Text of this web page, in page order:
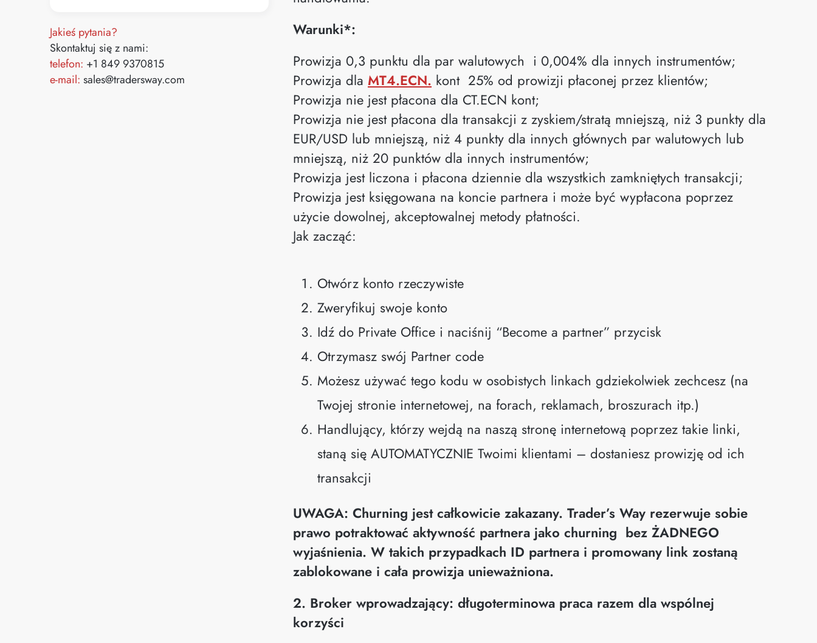
Jakieś pytania?
Skontaktuj się z nami:
telefon: +1 849 9370815
e-mail: sales@tradersway.com
Warunki*:
Prowizja 0,3 punktu dla par walutowych i 0,004% dla innych instrumentów;
Prowizja dla MT4.ECN. kont 25% od prowizji płaconej przez klientów;
Prowizja nie jest płacona dla CT.ECN kont;
Prowizja nie jest płacona dla transakcji z zyskiem/stratą mniejszą, niż 3 punkty dla
EUR/USD lub mniejszą, niż 4 punkty dla innych głównych par walutowych lub
mniejszą, niż 20 punktów dla innych instrumentów;
Prowizja jest liczona i płacona dziennie dla wszystkich zamkniętych transakcji;
Prowizja jest księgowana na koncie partnera i może być wypłacona poprzez
użycie dowolnej, akceptowalnej metody płatności.
Jak zacząć:
Otwórz konto rzeczywiste
Zweryfikuj swoje konto
Idź do Private Office i naciśnij “Become a partner” przycisk
Otrzymasz swój Partner code
Możesz używać tego kodu w osobistych linkach gdziekolwiek zechcesz (na
Twojej stronie internetowej, na forach, reklamach, broszurach itp.)
Handlujący, którzy wejdą na naszą stronę internetową poprzez takie linki,
staną się AUTOMATYCZNIE Twoimi klientami – dostaniesz prowizję od ich
transakcji
UWAGA: Churning jest całkowicie zakazany. Trader’s Way rezerwuje sobie
prawo potraktować aktywność partnera jako churning bez ŻADNEGO
wyjaśnienia. W takich przypadkach ID partnera i promowany link zostaną
zablokowane i cała prowizja unieważniona.
2. Broker wprowadzający: długoterminowa praca razem dla wspólnej
korzyści